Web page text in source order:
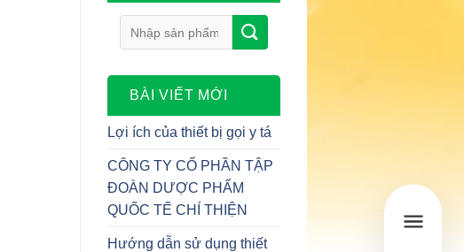
BÀI VIẾT MỚI
Lợi ích của thiết bị gọi y tá
CÔNG TY CỔ PHẦN TẬP
ĐOÀN DƯỢC PHẨM
QUỐC TẾ CHÍ THIỆN
Hướng dẫn sử dụng thiết